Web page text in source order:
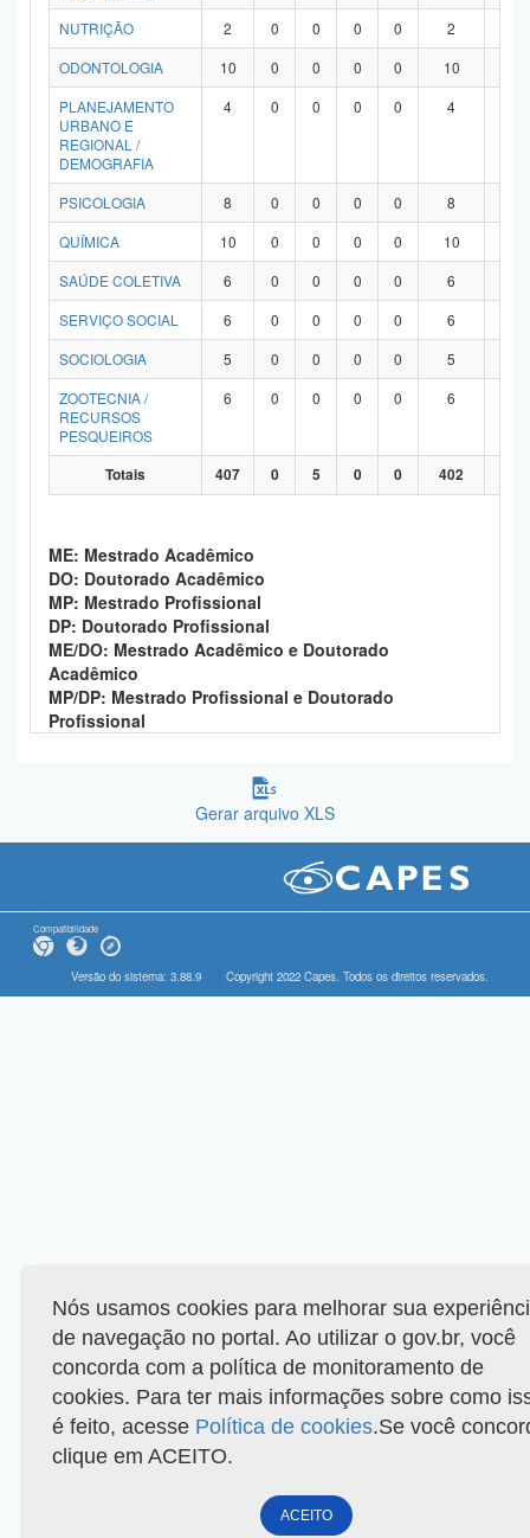
NUTRIÇÃO 2 0 0 0 0 2
ODONTOLOGIA
10 0 0 0 0 10
PLANEJAMENTO
URBANO E
REGIONAL /
DEMOGRAFIA
4 0 0 0 0 4
PSICOLOGIA 8 0 0 0 0 8
QUÍMICA
10 0 0 0 0 10
SAÚDE COLETIVA
6 0 0 0 0 6
SERVIÇO SOCIAL
6 0 0 0 0 6
SOCIOLOGIA
5 0 0 0 0 5
ZOOTECNIA /
RECURSOS
PESQUEIROS
6 0 0 0 0 6
Totais 407 0 5 0 0 402
ME: Mestrado Acadêmico
DO: Doutorado Acadêmico
MP: Mestrado Profissional
DP: Doutorado Profissional
ME/DO: Mestrado Acadêmico e Doutorado
Acadêmico
MP/DP: Mestrado Profissional e Doutorado
Profissional
Gerar arquivo XLS
Compatibilidade
Versão do sistema: 3.88.9 Copyright 2022 Capes. Todos os direitos reservados.
Nós usamos cookies para melhorar sua
de navegação no portal. Ao utilizar o gov.br, você
concorda com a política de monitoramento de
cookies. Para ter mais informações sobre como
é feito, acesse Política de cookies.Se você
clique em ACEITO.
ACEITO